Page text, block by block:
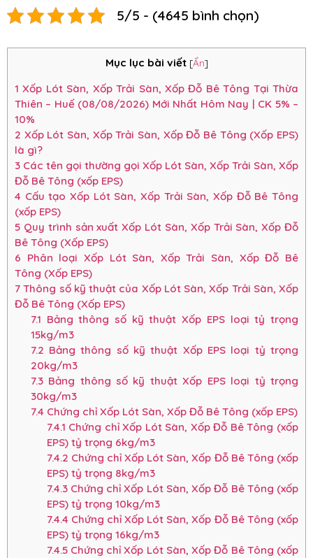
5/5 - (4645 bình chọn)
Mục lục bài viết [Ẩn]
1 Xốp Lót Sàn, Xốp Trải Sàn, Xốp Đỗ Bê Tông Tại Thừa
Thiên – Huế (08/08/2026) Mới Nhất Hôm Nay | CK 5% –
10%
2 Xốp Lót Sàn, Xốp Trải Sàn, Xốp Đỗ Bê Tông (Xốp EPS)
là gì?
3 Các tên gọi thường gọi Xốp Lót Sàn, Xốp Trải Sàn, Xốp
Đỗ Bê Tông (xốp EPS)
4 Cấu tạo Xốp Lót Sàn, Xốp Trải Sàn, Xốp Đỗ Bê Tông
(xốp EPS)
5 Quy trình sản xuất Xốp Lót Sàn, Xốp Trải Sàn, Xốp Đỗ
Bê Tông (Xốp EPS)
6 Phân loại Xốp Lót Sàn, Xốp Trải Sàn, Xốp Đỗ Bê
Tông (Xốp EPS)
7 Thông số kỹ thuật của Xốp Lót Sàn, Xốp Trải Sàn, Xốp
Đỗ Bê Tông (Xốp EPS)
7.1 Bảng thông số kỹ thuật Xốp EPS loại tỷ trọng
15kg/m3
7.2 Bảng thông số kỹ thuật Xốp EPS loại tỷ trọng
20kg/m3
7.3Bảng thông số kỹ thuật Xốp EPS loại tỷ trọng
30kg/m3
7.4 Chứng chỉ Xốp Lót Sàn, Xốp Đỗ Bê Tông (xốp EPS)
7.4.1 Chứng chỉ Xốp Lót Sàn, Xốp Đỗ Bê Tông (xốp
EPS) tỷ trọng 6kg/m3
7.4.2 Chứng chỉ Xốp Lót Sàn, Xốp Đỗ Bê Tông (xốp
EPS) tỷ trọng 8kg/m3
7.4.3Chứng chỉ Xốp Lót Sàn, Xốp Đỗ Bê Tông (xốp
EPS) tỷ trọng 10kg/m3
7.4.4 Chứng chỉ Xốp Lót Sàn, Xốp Đỗ Bê Tông (xốp
EPS) tỷ trọng 16kg/m3
7.4.5Chứng chỉ Xốp Lót Sàn, Xốp Đỗ Bê Tông (xốp